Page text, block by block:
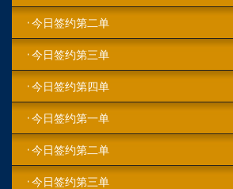
今日签约第二单
今日‮约签‬第‬三单
今日签约第四单
今日签约第一单
今日签约第二单
今日签约第三单